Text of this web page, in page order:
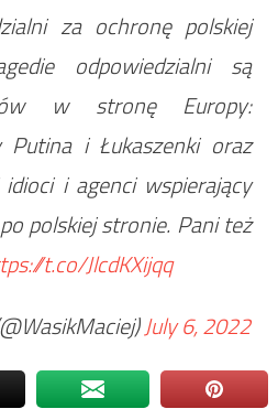
za ochronę polskiej
odpowiedzialni są
w stronę Europy:
Putina i Łukaszenki oraz
i agenci wspierający
polskiej stronie. Pani też
t.co/JlcdKXijqq
July 6, 2022